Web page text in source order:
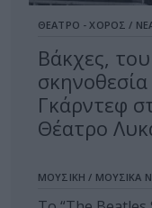
ΘΕΑΤΡΟ - ΧΟΡΟΣ /
Βάκχες,
Γκάρντεφ
Θέατρο
ΜΟΥΣΙΚΗ / ΜΟΥΣΙΚΑ